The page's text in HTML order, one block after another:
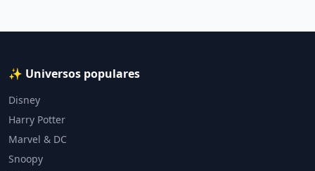
✨ Universos populares
Disney
Harry Potter
Marvel & DC
Snoopy